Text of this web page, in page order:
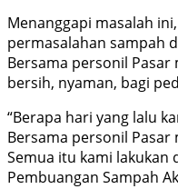
Menanggapi masalah
permasalahan sampah
Bersama personil
bersih, nyaman, bagi
“Berapa hari yang lalu
Bersama personil Pasar
Semua itu kami lakukan
Pembuangan Sampah